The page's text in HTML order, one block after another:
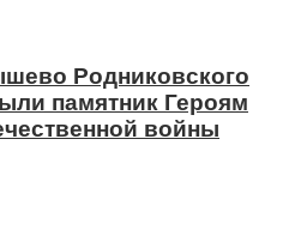
Родниковского
памятник Героям
войны